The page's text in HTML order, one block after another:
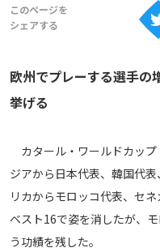
メディアアライアンス
欧州でプレーする選手の
挙げる
カタール・ワールドカップ
ジアから日本代表、韓国代
リカからモロッコ代表、セ
ベスト16で姿を消したが、
う功績を残した。